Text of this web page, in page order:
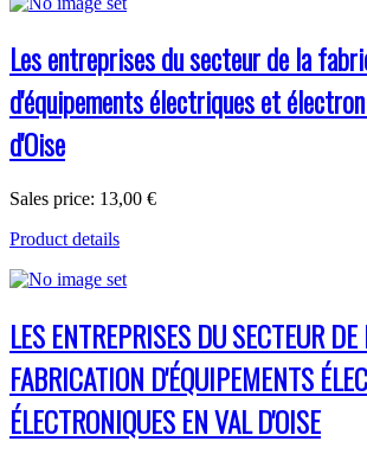
Les entreprises du secteur de la
d'équipements électriques et
d'Oise
Sales price: 13,00 €
Product details
LES ENTREPRISES DU SECTEUR DE
FABRICATION D'ÉQUIPEMENTS
ÉLECTRONIQUES EN VAL D'OISE